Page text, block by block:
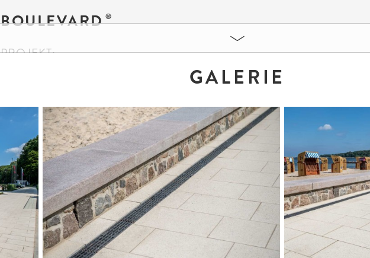
BOULEVARD
PROJEKT:
Sandbeige geschliffen
60 x 40 x 12 cm
40 x 40 x 12 cm
MitCleanTop®-Technologie
LANDSCHAFTSARCHITEKT:
BHF Bendfeldt Herrmann Franke Landschafts-Architekten GmbH, Kiel
GALERIE